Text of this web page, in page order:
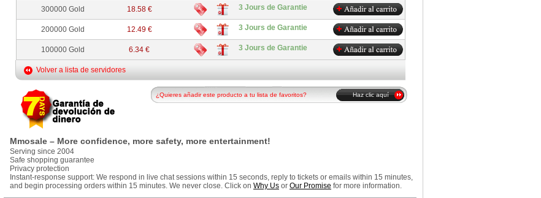
300000 Gold 18.58 € 3 Jours de Garantie
200000 Gold 12.49 € 3 Jours de Garantie
100000 Gold 6.34 € 3 Jours de Garantie
Volver a lista de servidores
¿Quieres añadir este producto a tu lista de favoritos? Haz clic aquí
Mmosale – More confidence, more safety, more entertainment!
Serving since 2004
Safe shopping guarantee
Privacy protection
Instant-response support: We respond in live chat sessions within 15 seconds, reply to tickets or emails within 15 minutes,
and begin processing orders within 15 minutes. We never close. Click on Why Us or Our Promise for more information.